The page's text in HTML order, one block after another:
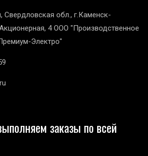
Свердловская обл., г.Каменск-
4 ООО "Производственное
Электро"
заказы по всей